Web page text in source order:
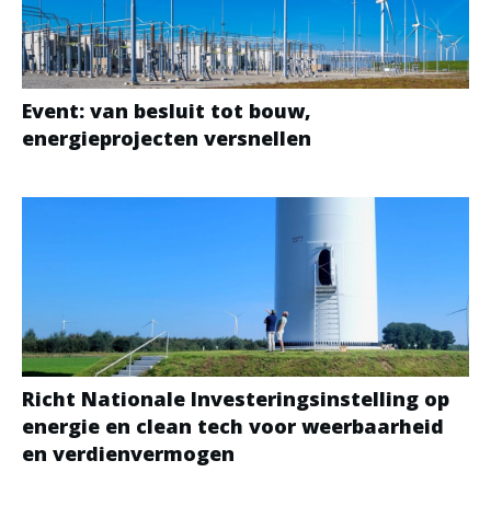
Event: van besluit tot bouw,
energieprojecten versnellen
Richt Nationale Investeringsinstelling op
energie en clean tech voor weerbaarheid
en verdienvermogen